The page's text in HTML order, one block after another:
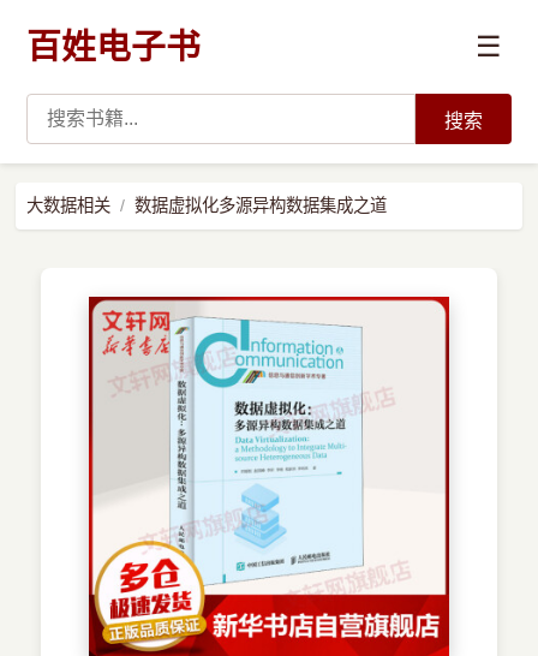
百姓电子书 ☰
数据科学与AI
系统与运维
其他资源
搜索
大数据相关 数据虚拟化多源异构数据集成之道